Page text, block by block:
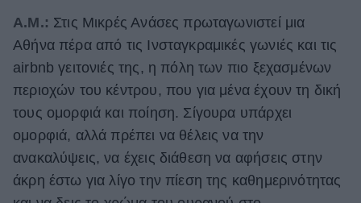
Α.Μ.: Στις Μικρές Ανάσες πρωταγωνιστεί μια
Αθήνα πέρα από τις Ινσταγκραμικές γωνιές και τις
airbnb γειτονιές της, η πόλη των πιο ξεχασμένων
περιοχών του κέντρου, που για μένα έχουν τη δική
τους ομορφιά και ποίηση. Σίγουρα υπάρχει
ομορφιά, αλλά πρέπει να θέλεις να την
ανακαλύψεις, να έχεις διάθεση να αφήσεις στην
άκρη έστω για λίγο την πίεση της καθημερινότητας